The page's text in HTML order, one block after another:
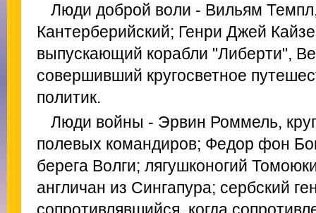
Люди доброй воли - Вильям
Кантерберийский; Генри Джей
выпускающий корабли "Либерти",
совершивший кругосветное
политик.
Люди войны - Эрвин Роммель,
полевых командиров; Федор фон
берега Волги; лягушконогий
англичан из Сингапура; сербский